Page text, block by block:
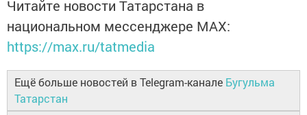
Читайте новости Татарстана в
национальном мессенджере MАХ:
https://max.ru/tatmedia
Ещё больше новостей в Telegram-канале Бугульма
Татарстан